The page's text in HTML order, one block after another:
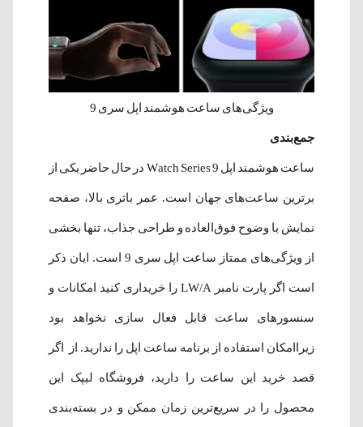
ویژگی‌های ساعت هوشمند اپل سری 9
جمع‌بندی
ساعت هوشمند اپل Watch Series 9 در حال حاضر یکی از
برترین ساعت‌های جهان است. عمر باتری بالا، صفحه
نمایش با وضوح فوق‌العاده و طراحی جذاب، تنها بخشی
از ویژگی‌های ممتاز ساعت اپل سری 9 است. ایان ذکر
است اگر پارت نامبر LW/A را خریداری کنید امکانات و
سنسورهای ساعت قابل فعال سازی نخواهد بود
زیراامکان استفاده از برنامه ساعت اپل را ندارید. از اگر
قصد خرید این ساعت را دارید، فروشگاه لیپک این
محصول را در سریع‌ترین زمان ممکن و در بسته‌بندی